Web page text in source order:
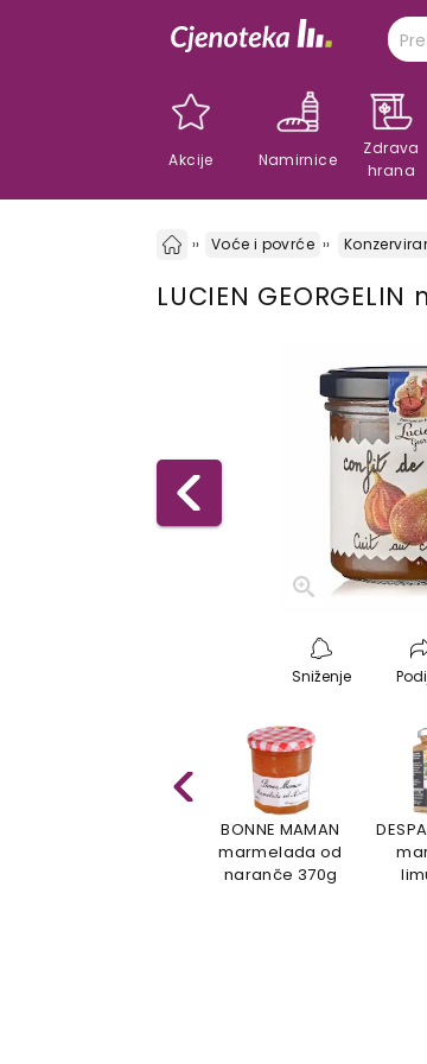
Akcije Namirnice
Zdrava
hrana
Voće i povrće
LUCIEN
Sniženje
BONNE MAMAN
marmelada od
naranče 370g